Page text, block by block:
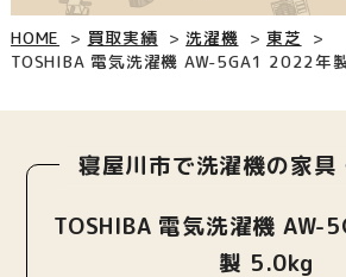
HOME 買取実績 洗濯機
東芝
TOSHIBA 電気洗濯機 AW-5GA1 2022年
寝屋川市で洗濯機の家具
TOSHIBA 電気洗濯機 AW-
製 5.0kg